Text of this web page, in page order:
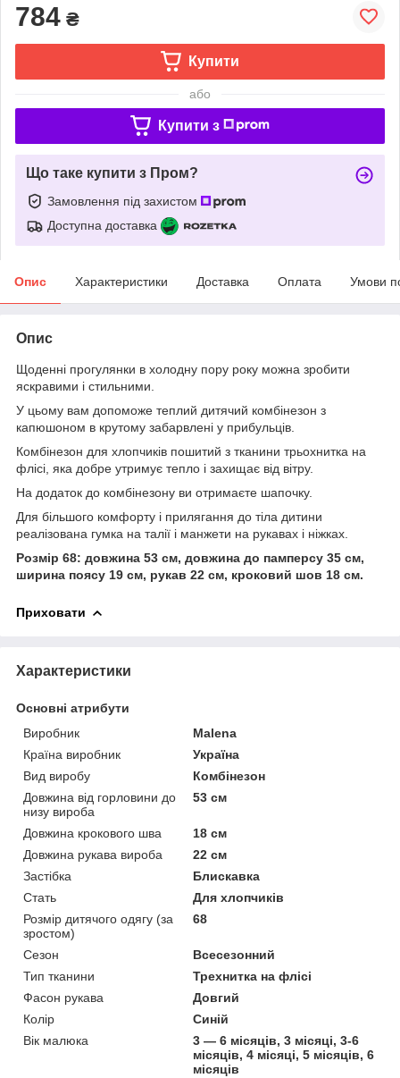
784 ₴
Купити
або
Купити з
Що таке купити з Пром?
Замовлення під захистом
Доступна доставка
Опис Характеристики Доставка Оплата Умови
Опис
Щоденні прогулянки в холодну пору року можна зробити
яскравими і стильними.
У цьому вам допоможе теплий дитячий комбінезон з
капюшоном в крутому забарвлені у прибульців.
Комбінезон для хлопчиків пошитий з тканини трьохнитка на
флісі, яка добре утримує тепло і захищає від вітру.
На додаток до комбінезону ви отримаєте шапочку.
Для більшого комфорту і прилягання до тіла дитини
реалізована гумка на талії і манжети на рукавах і ніжках.
Розмір 68: довжина 53 см, довжина до памперсу 35 см,
ширина поясу 19 см, рукав 22 см, кроковий шов 18 см.
Приховати
Характеристики
Основні атрибути
Виробник
Malena
Країна виробник
Україна
Вид виробу
Комбінезон
Довжина від горловини до
низу вироба
53 см
Довжина крокового шва
18 см
Довжина рукава вироба
22 см
Застібка
Блискавка
Стать
Для хлопчиків
Розмір дитячого одягу (за
зростом)
68
Сезон
Всесезонний
Тип тканини
Трехнитка на флісі
Фасон рукава
Довгий
Колір
Синій
Вік малюка
3 — 6 місяців, 3 місяці, 3-6
місяців, 4 місяці, 5 місяців, 6
місяців